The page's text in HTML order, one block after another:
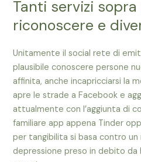
Tanti servizi
riconoscere e
Unitamente il social rete di
plausibile conoscere persone
affinita, anche incapricciarsi la
apre le strade a Facebook e
attualmente con l’aggiunta di
familiare app appena Tinder
per tangibilita si basa contro
depressione preso in debito da